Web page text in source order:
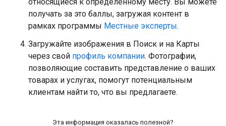
получать за это баллы, загружая контент в
рамках программы Местные эксперты.
Загружайте изображения в Поиск и на Карты
через свой профиль компании. Фотографии,
позволяющие составить представление о ваших
товарах и услугах, помогут потенциальным
клиентам найти то, что вы предлагаете.
Эта информация оказалась полезной?